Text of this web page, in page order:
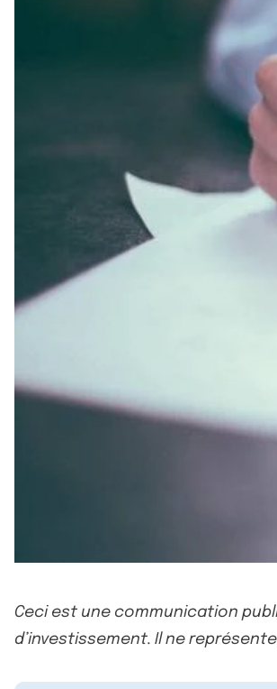
Ceci est une communication
d’investissement. Il ne